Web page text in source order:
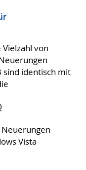
von
sind identisch mit
Vista